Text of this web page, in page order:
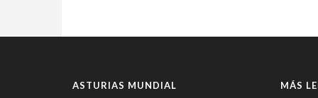
ASTURIAS MUNDIAL MÁS